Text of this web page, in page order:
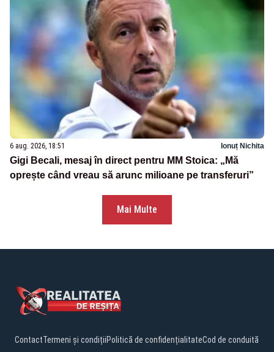
6 aug. 2026, 18:51 Ionuț Nichita
Gigi Becali, mesaj în direct pentru MM Stoica: „Mă
oprește când vreau să arunc milioane pe transferuri”
Mai Multe
ContactTermeni și condițiiPolitică de confidențialitateCod de conduită